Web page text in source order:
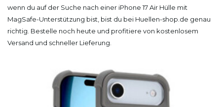
wenn du auf der Suche nach einer iPhone 17 Air Hülle mit
MagSafe-Unterstützung bist, bist du bei Huellen-shop.de genau
richtig. Bestelle noch heute und profitiere von kostenlosem
Versand und schneller Lieferung.